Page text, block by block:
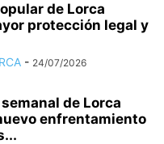
de Lorca
protección legal y
- 24/07/2026
de Lorca
enfrentamiento